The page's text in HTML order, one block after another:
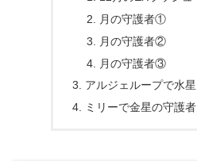
月の守護者①
月の守護者②
月の守護者③
アルジェループで水星
ミリーで金星の守護者